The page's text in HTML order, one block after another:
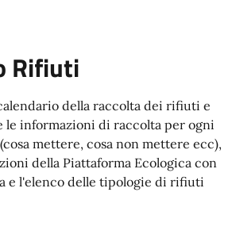
Rifiuti
della raccolta dei rifiuti e
le informazioni di raccolta per ogni
mettere, cosa non mettere ecc),
della Piattaforma Ecologica con
e l'elenco delle tipologie di rifiuti